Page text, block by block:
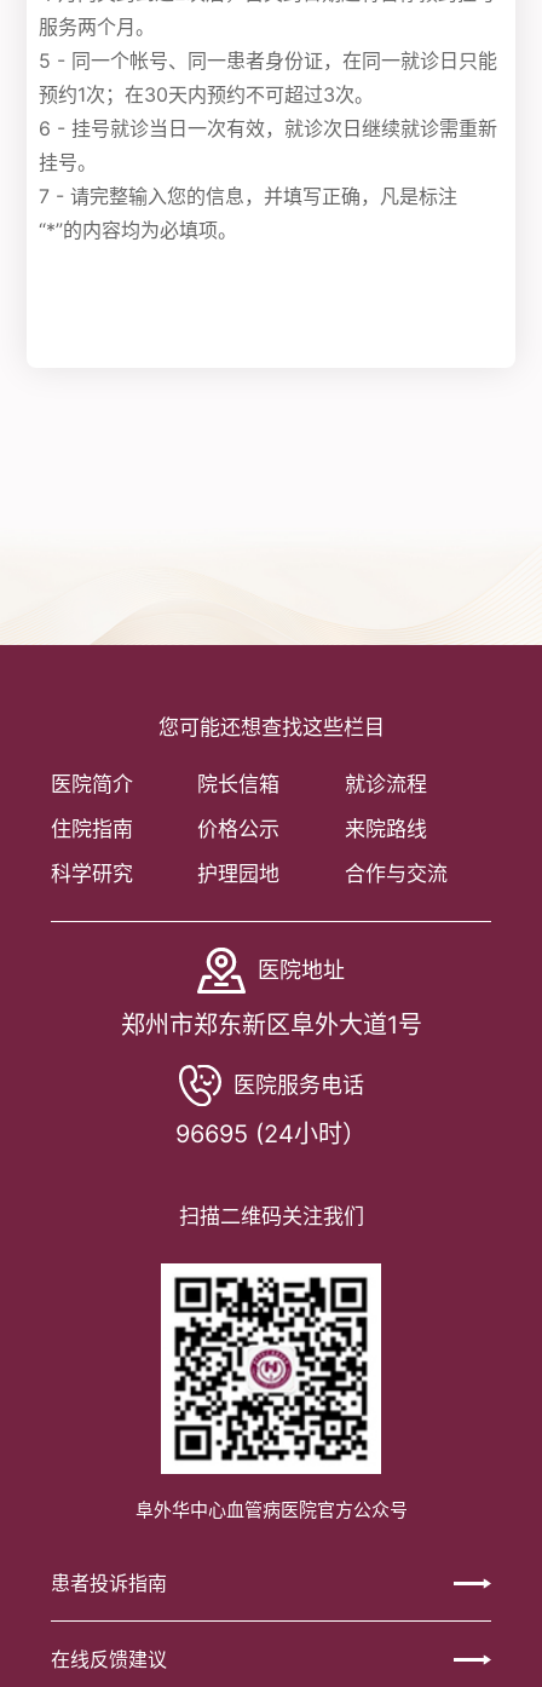
服务两个月。
5 - 同一个帐号、同一患者身份证，在同一就诊日只能
预约1次；在30天内预约不可超过3次。
6 - 挂号就诊当日一次有效，就诊次日继续就诊需重新
挂号。
7 - 请完整输入您的信息，并填写正确，凡是标注
“*”的内容均为必填项。
您可能还想查找这些栏目
医院简介 院长信箱
就诊流程
住院指南
价格公示
来院路线
科学研究
护理园地 合作与交流
医院地址
郑州市郑东新区阜外大道1号
医院服务电话
96695 (24小时）
扫描二维码关注我们
阜外华中心血管病医院官方公众号
患者投诉指南
在线反馈建议